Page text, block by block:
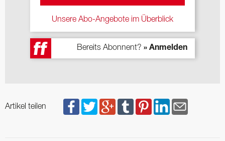
Unsere Abo-Angebote im Überblick
Bereits Abonnent? » Anmelden
Artikel teilen